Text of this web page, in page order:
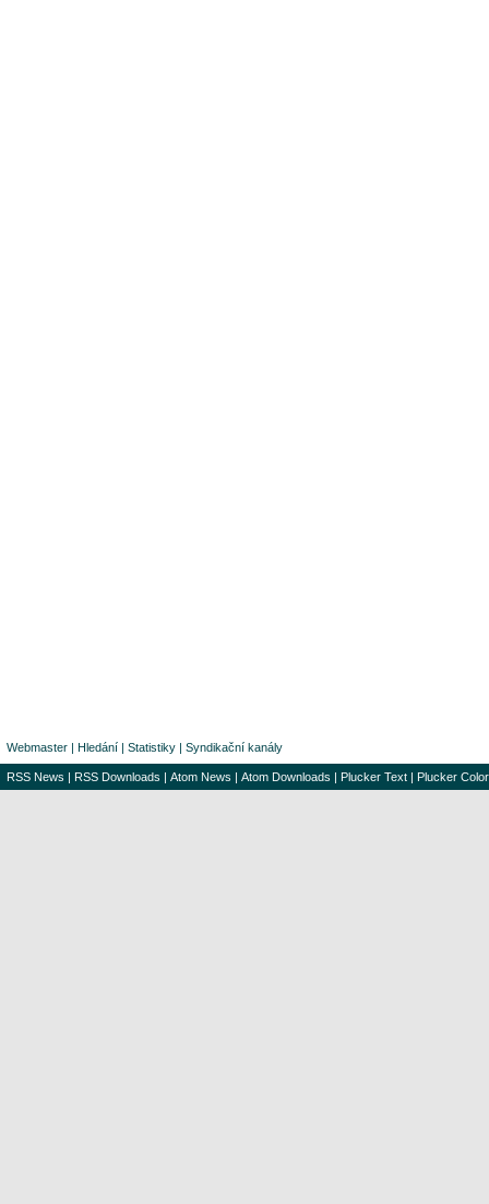
Webmaster | Hledání | Statistiky | Syndikační kanály
RSS News | RSS Downloads | Atom News | Atom Downloads | Plucker Text | Plucker Color